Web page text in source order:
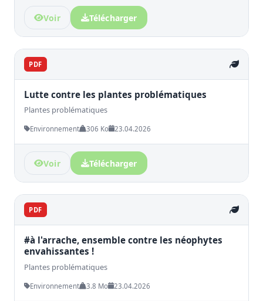
Voir Télécharger
PDF
Lutte contre les plantes problématiques
Plantes problématiques
Environnement 306 Ko 23.04.2026
Voir Télécharger
PDF
#à l'arrache, ensemble contre les néophytes
envahissantes !
Plantes problématiques
Environnement 3.8 Mo 23.04.2026